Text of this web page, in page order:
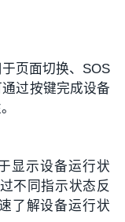
页面切换、SOS
过按键完成设备
显示设备运行状
不同指示状态反
了解设备运行状